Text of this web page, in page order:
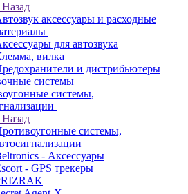
Назад
аксессуары и расходные
для автозвука
вилка
и дистрибьютеры
системы
системы,
Назад
системы,
- Аксессуары
- GPS трекеры